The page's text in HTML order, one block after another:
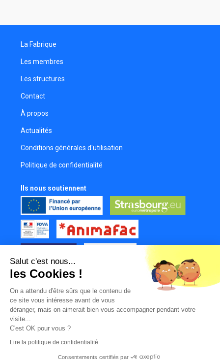
Camille Mettmann
Régisseuse adjointe
Yann Kerdoncuff
Matthias Waldinger
Réalisateur
Steve ClÉment
Réalisateur
Hélène Rastegar
Réalisatrice
Château Clémentine
Costumière
Emma Chevalier
Réalisatrice
Yohann Martos
Réalisateur
Théo-Félix Adam
Réalisateur
Scénariste
Maxim Sdralis
Photographe
La Fabrique
Les membres
Les structures
Contact
À propos
Actualités
Conditions générales d'utilisation
Politique de confidentialité
Ils nous soutiennent
Tous nos partenaires
Mur des contributeurs
Salut c'est nous...
les Cookies !
On a attendu d'être sûrs que le contenu de
ce site vous intéresse avant de vous
déranger, mais on aimerait bien vous accompagner pendant votre
visite...
C'est OK pour vous ?
Lire la politique de confidentialité
Consentements certifiés par